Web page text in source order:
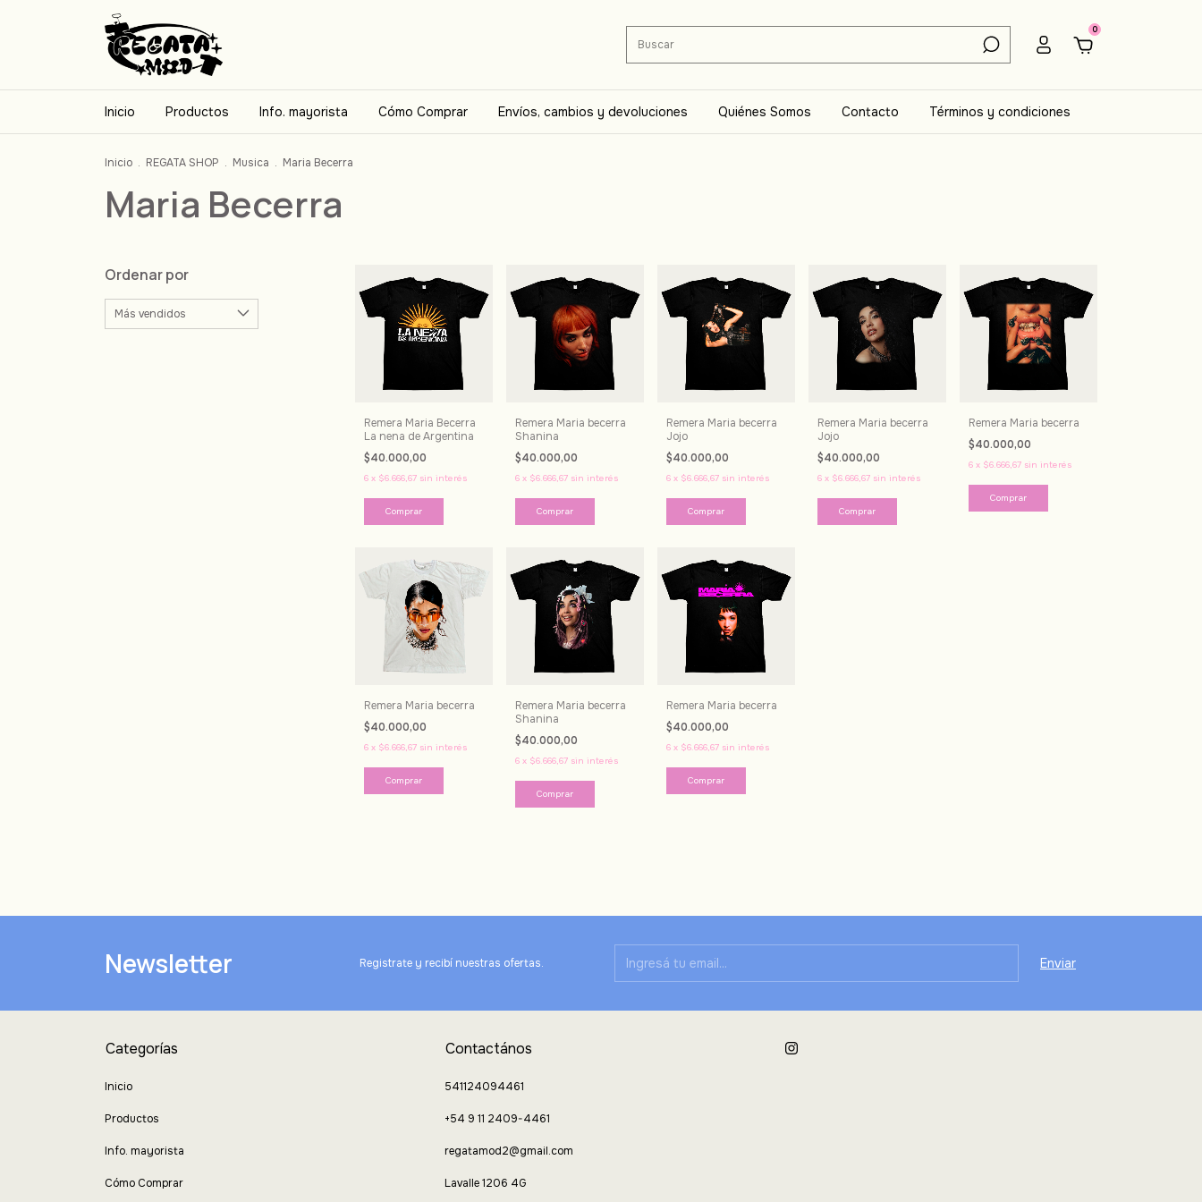
0
Inicio Productos Info. mayorista Cómo Comprar Envíos, cambios y devoluciones Quiénes Somos Contacto Términos y condiciones
Inicio . REGATA SHOP . Musica . Maria Becerra
Maria Becerra
Ordenar por
Remera Maria Becerra
La nena de Argentina
$40.000,00
6 x $6.666,67 sin interés
Comprar
Remera Maria becerra
Shanina
$40.000,00
6 x $6.666,67 sin interés
Comprar
Remera Maria becerra
Jojo
$40.000,00
6 x $6.666,67 sin interés
Comprar
Remera Maria becerra
Jojo
$40.000,00
6 x $6.666,67 sin interés
Comprar
Remera Maria becerra
$40.000,00
6 x $6.666,67 sin interés
Comprar
Remera Maria becerra
$40.000,00
6 x $6.666,67 sin interés
Comprar
Remera Maria becerra
Shanina
$40.000,00
6 x $6.666,67 sin interés
Comprar
Remera Maria becerra
$40.000,00
6 x $6.666,67 sin interés
Comprar
Newsletter Registrate y recibí nuestras ofertas.
Categorías
Inicio
Productos
Info. mayorista
Cómo Comprar
Contactános
541124094461
+54 9 11 2409-4461
regatamod2@gmail.com
Lavalle 1206 4G